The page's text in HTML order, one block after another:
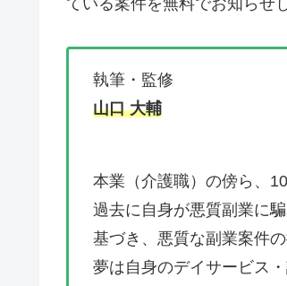
執筆・監修
山口 大輔
本業（介護職）の傍ら、
過去に自身が悪質副業に
基づき、悪質な副業案件
夢は自身のデイサービス